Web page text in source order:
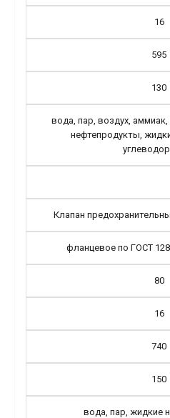
16
595
130
вода, пар, воздух,
нефтепродукты,
Клапан
фланцевое по ГОСТ
80
16
740
150
вода, пар, жидкие